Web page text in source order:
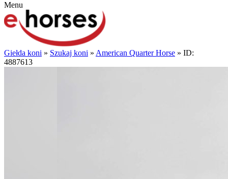
Menu
Giełda koni » Szukaj koni » American Quarter Horse » ID:
4887613